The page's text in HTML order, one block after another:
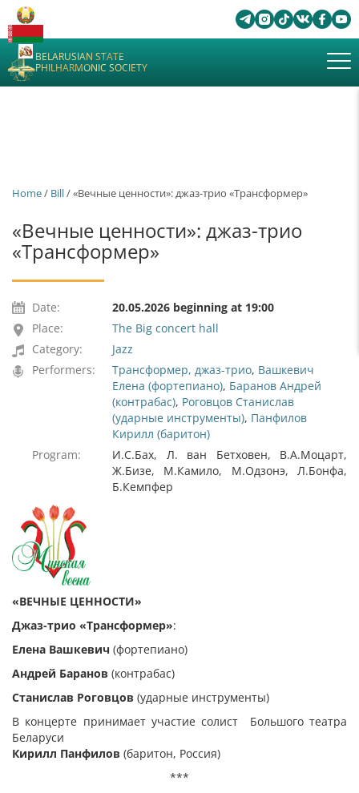
BELARUSIAN STATE
PHILHARMONIC SOCIETY
Home/ Bill/ «Вечные ценности»: джаз-трио «Трансформер»
«Вечные ценности»: джаз-трио
«Трансформер»
Date:
20.05.2026 beginning at 19:00
Place:
The Big concert hall
Category:
Jazz
Performers:
Трансформер, джаз-трио, Вашкевич
Елена (фортепиано), Баранов Андрей
(контрабас), Роговцов Станислав
(ударные инструменты), Панфилов
Кирилл (баритон)
Program:
И.С.Бах, Л. ван Бетховен, В.А.Моцарт,
Ж.Бизе, М.Камило, М.Одзонэ, Л.Бонфа,
Б.Кемпфер
«ВЕЧНЫЕ ЦЕННОСТИ»
Джаз-трио «Трансформер»:
Елена Вашкевич (фортепиано)
Андрей Баранов (контрабас)
Станислав Роговцов (ударные инструменты)
В концерте принимает участие солист Большого театра
Беларуси
Кирилл Панфилов (баритон, Россия)
***